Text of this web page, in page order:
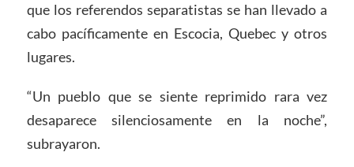
que los referendos separatistas se han llevado a
cabo pacíficamente en Escocia, Quebec y otros
lugares.
“Un pueblo que se siente reprimido rara vez
desaparece silenciosamente en la noche”,
subrayaron.